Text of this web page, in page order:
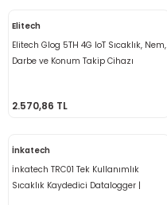
Elitech
Elitech Glog 5TH 4G IoT Sıcaklık, Nem,
Darbe ve Konum Takip Cihazı
2.570,86 TL
İnkatech
İnkatech TRC01 Tek Kullanımlık
Sıcaklık Kaydedici Datalogger |